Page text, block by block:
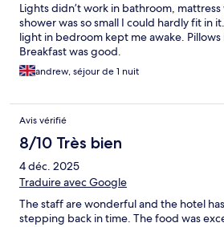
Lights didn’t work in bathroom,
shower was so small I could hardly fit in
light in bedroom kept me awake.
Breakfast was good.
andrew, séjour de 1 nuit
Avis vérifié
8/10 Très bien
4 déc. 2025
Traduire avec Google
The staff are wonderful and the hotel
stepping back in time. The food was